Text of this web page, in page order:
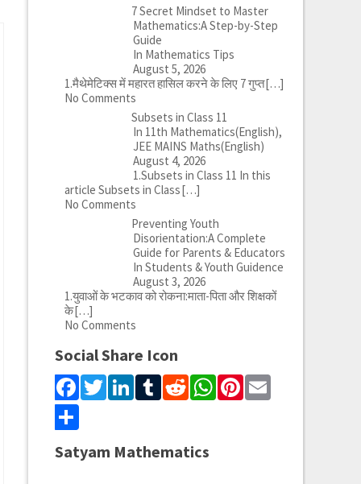
7 Secret Mindset to Master
Mathematics:A Step-by-Step
Guide
In Mathematics Tips
August 5, 2026
1.मैथेमेटिक्स में महारत हासिल करने के लिए 7 गुप्त[…]
No Comments
Subsets in Class 11
In 11th Mathematics(English),
JEE MAINS Maths(English)
August 4, 2026
1.Subsets in Class 11 In this
article Subsets in Class[…]
No Comments
Preventing Youth
Disorientation:A Complete
Guide for Parents & Educators
In Students & Youth Guidence
August 3, 2026
1.युवाओं के भटकाव को रोकना:माता-पिता और शिक्षकों
के[…]
No Comments
Social Share Icon
Facebook
Twitter
LinkedIn
Tumblr
Reddit
WhatsApp
Pinterest
Email
Share
Satyam Mathematics